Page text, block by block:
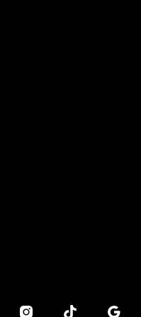
fue algo incómodo